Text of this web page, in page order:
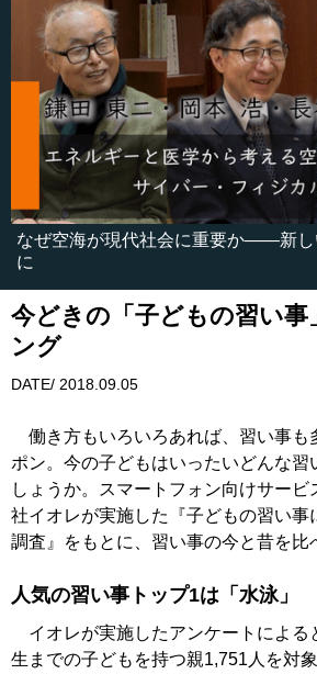
なぜ空海が現代社会に重要か――新し
に
今どきの「子どもの習い事
ング
DATE/ 2018.09.05
働き方もいろいろあれば、習い事も
ポン。今の子どもはいったいどんな習
しょうか。スマートフォン向けサービ
社イオレが実施した『子どもの習い事
調査』をもとに、習い事の今と昔を比
人気の習い事トップ1は「水泳」
イオレが実施したアンケートによる
生までの子どもを持つ親1,751人を対